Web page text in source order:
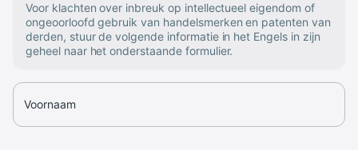
Voor klachten over inbreuk op intellectueel eigendom of
ongeoorloofd gebruik van handelsmerken en patenten van
derden, stuur de volgende informatie in het Engels in zijn
geheel naar het onderstaande formulier.
Voornaam